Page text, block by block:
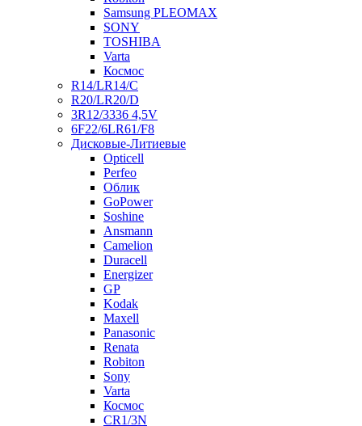
Samsung PLEOMAX
SONY
TOSHIBA
Varta
Космос
R14/LR14/C
R20/LR20/D
3R12/3336 4,5V
6F22/6LR61/F8
Дисковые-Литиевые
Opticell
Perfeo
Облик
GoPower
Soshine
Ansmann
Camelion
Duracell
Energizer
GP
Kodak
Maxell
Panasonic
Renata
Robiton
Sony
Varta
Космос
CR1/3N